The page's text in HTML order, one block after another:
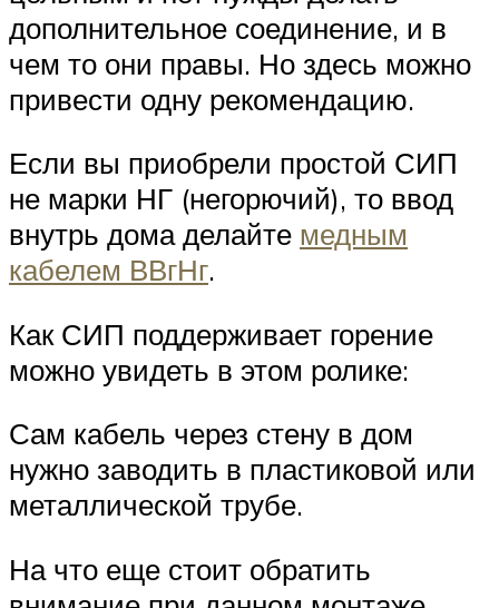
дополнительное соединение, и в
чем то они правы. Но здесь можно
привести одну рекомендацию.
Если вы приобрели простой СИП
не марки НГ (негорючий), то ввод
внутрь дома делайте медным
кабелем ВВгНг.
Как СИП поддерживает горение
можно увидеть в этом ролике:
Сам кабель через стену в дом
нужно заводить в пластиковой или
металлической трубе.
На что еще стоит обратить